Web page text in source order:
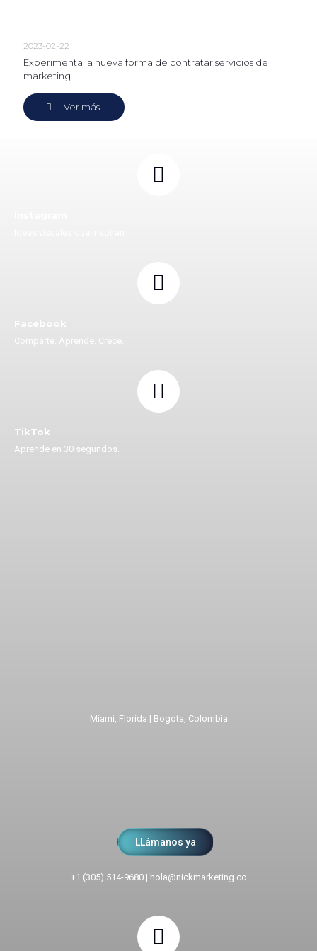
2023-02-22
Experimenta la nueva forma de contratar servicios de
marketing
Ver más
Facebook
Comparte. Aprende. Crece.
TikTok
Aprende en 30 segundos.
Miami, Florida | Bogota, Colombia
LLámanos ya
+1 (305) 514-9680| hola@nickmarketing.co